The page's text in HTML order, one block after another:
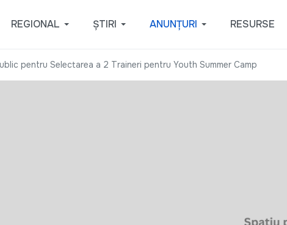
REGIONAL ȘTIRI ANUNȚURI RESURSE
pentru Selectarea a 2 Traineri pentru Youth Summer Camp